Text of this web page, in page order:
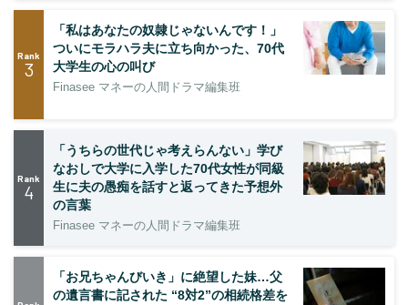
Rank
3
「私はあなたの奴隷じゃないんです！」
ついにモラハラ夫に立ち向かった、70代
大学生の心の叫び
Finasee マネーの人間ドラマ編集班
Rank
4
「うちらの世代じゃ考えらんない」学び
なおしで大学に入学した70代女性が同級
生に夫の愚痴を話すと返ってきた予想外
の言葉
Finasee マネーの人間ドラマ編集班
「お兄ちゃんびいき」に絶望した妹…父
の遺言書に記された “8対2”の相続格差を